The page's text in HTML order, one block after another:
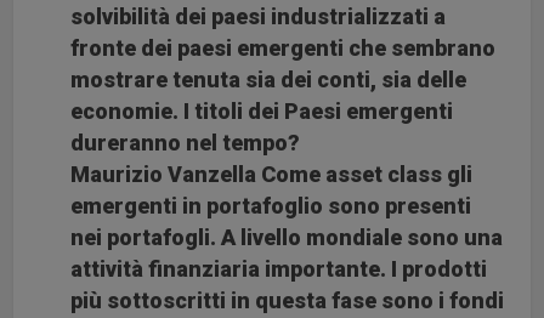
solvibilità dei paesi industrializzati a
fronte dei paesi emergenti che sembrano
mostrare tenuta sia dei conti, sia delle
economie. I titoli dei Paesi emergenti
dureranno nel tempo?
Maurizio Vanzella Come asset class gli
emergenti in portafoglio sono presenti
nei portafogli. A livello mondiale sono una
attività finanziaria importante. I prodotti
più sottoscritti in questa fase sono i fondi